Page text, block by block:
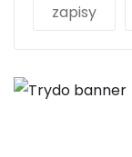
zapisy